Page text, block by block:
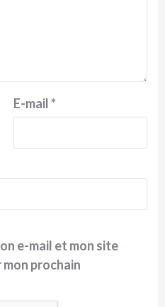
E-mail*
e-mail et mon site
prochain